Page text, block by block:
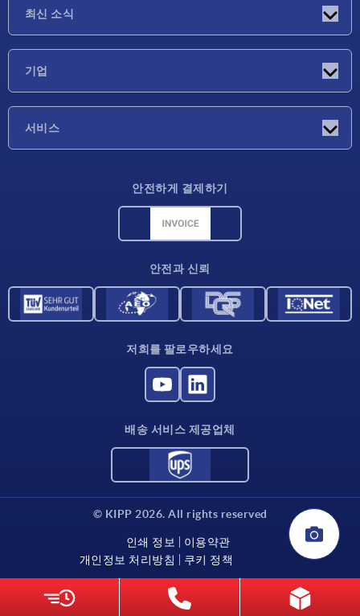
최신 소식
기업
서비스
안전하게 결제하기
안전과 신뢰
저희를 팔로우하세요
배송 서비스 제공업체
© KIPP 2026. All rights reserved
인쇄 정보
이용약관
개인정보 처리방침
쿠키 정책